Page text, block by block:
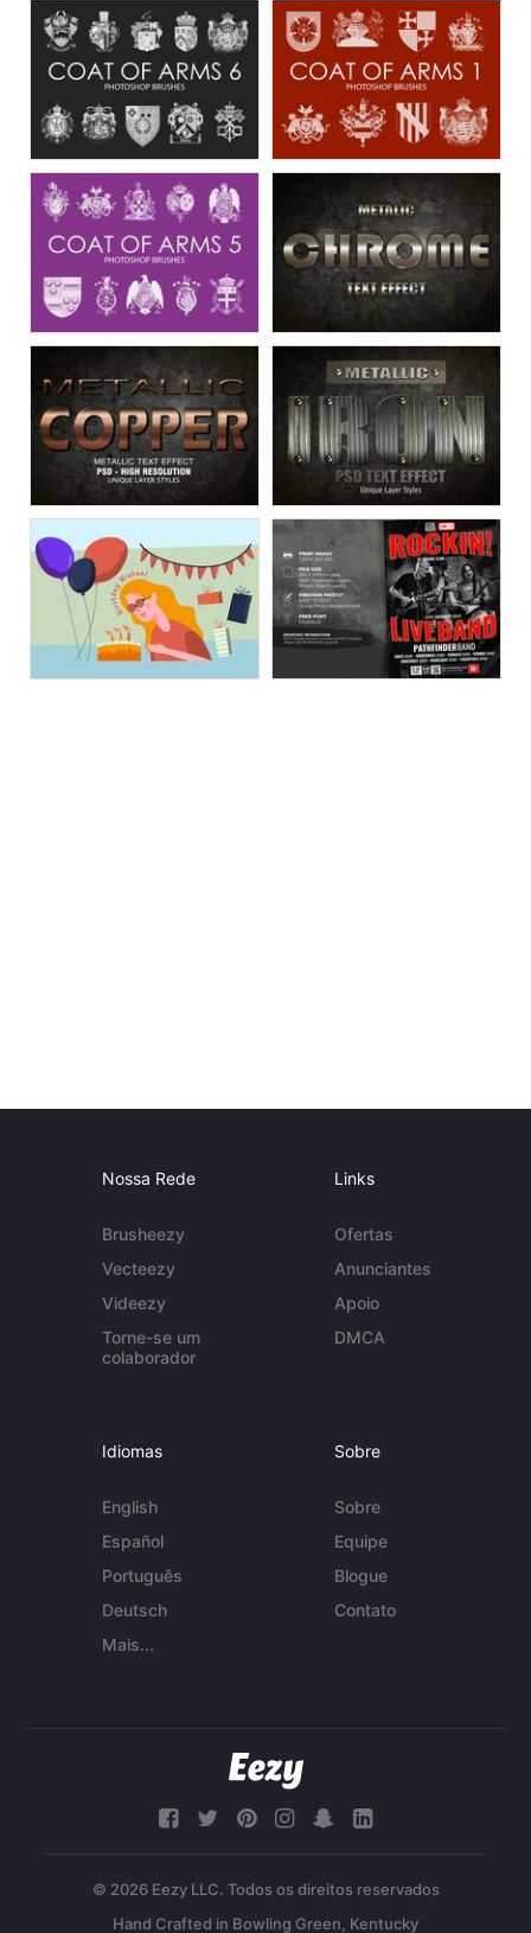
Nossa Rede
Brusheezy
Vecteezy
Videezy
Torne-se um
colaborador
Links
Ofertas
Anunciantes
Apoio
DMCA
Idiomas
English
Español
Português
Deutsch
Mais...
Sobre
Sobre
Equipe
Blogue
Contato
© 2026 Eezy LLC. Todos os direitos reservados